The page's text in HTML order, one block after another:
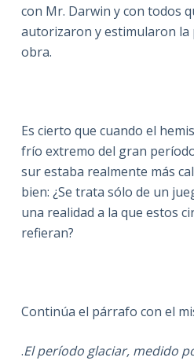
con Mr. Darwin y con todos
autorizaron y estimularon la
obra.
Es cierto que cuando el
frío extremo del gran
sur estaba realmente más
bien: ¿Se trata sólo de un
una realidad a la que estos
refieran?
Continúa el párrafo con el
.El período glaciar, medido